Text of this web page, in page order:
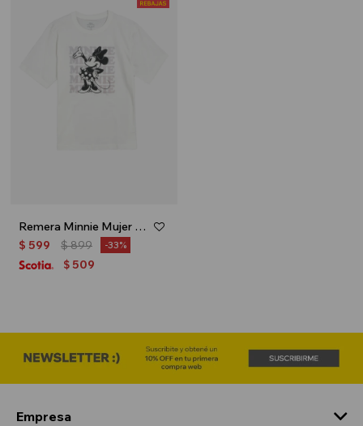
Remera Minnie Mujer - Blanco
$ 599 $899 33
$ 509
Empresa